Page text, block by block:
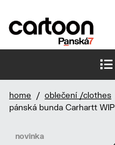
home / oblečení /clothes
pánská bunda Carhartt
novinka